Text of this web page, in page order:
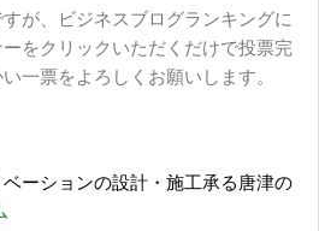
が、ビジネスブログランキングに
をクリックいただくだけで投票完
一票をよろしくお願いします。
ーションの設計・施工承る唐津の